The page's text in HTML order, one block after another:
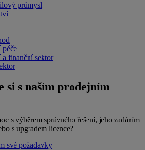
průmysl
péče
finanční sektor
si s naším prodejním
s výběrem správného řešení, jeho zadáním
s upgradem licence?
své požadavky